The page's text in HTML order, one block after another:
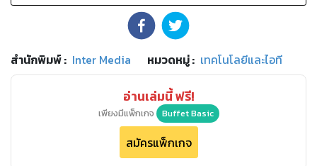
สำนักพิมพ์: Inter Media หมวดหมู่: เทคโนโลยีและไอที
อ่านเล่มนี้ ฟรี!
เพียงมีแพ็กเกจ Buffet Basic
สมัครแพ็กเกจ